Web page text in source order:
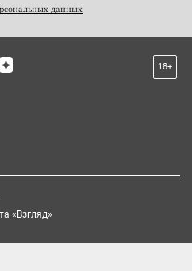
данных
18+
«Взгляд»